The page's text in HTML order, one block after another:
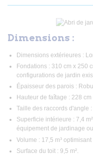
Dimensions :
Dimensions extérieures :
Fondations : 310 cm x 250
configurations de jardin
Épaisseur des parois :
Hauteur de faîtage : 228
Taille des raccords d'angle
Superficie intérieure : 7,4
équipement de jardinage
Volume : 17,5 m³
Surface du toit : 9,5 m².